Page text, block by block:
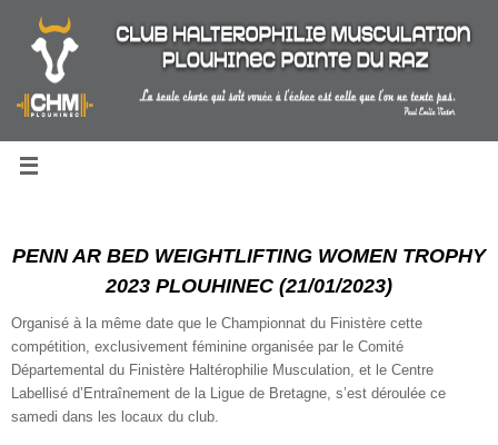
contenu
PENN AR BED WEIGHTLIFTING WOMEN TROPHY
2023 PLOUHINEC (21/01/2023)
Organisé à la même date que le Championnat du Finistère cette
compétition, exclusivement féminine organisée par le Comité
Départemental du Finistère Haltérophilie Musculation, et le Centre
Labellisé d’Entraînement de la Ligue de Bretagne, s’est déroulée ce
samedi dans les locaux du club.